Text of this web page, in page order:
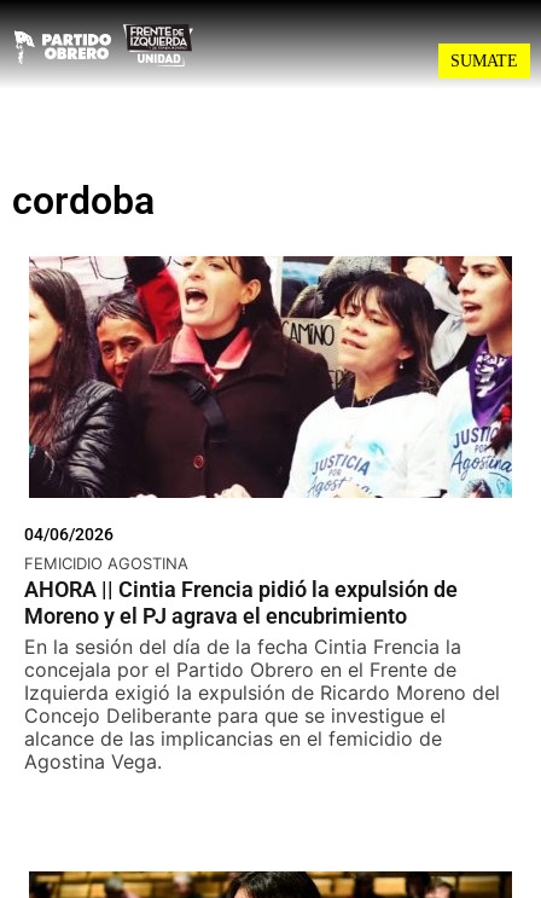
SUMATE
cordoba
04/06/2026
FEMICIDIO AGOSTINA
AHORA || Cintia Frencia pidió la expulsión de
Moreno y el PJ agrava el encubrimiento
En la sesión del día de la fecha Cintia Frencia la
concejala por el Partido Obrero en el Frente de
Izquierda exigió la expulsión de Ricardo Moreno del
Concejo Deliberante para que se investigue el
alcance de las implicancias en el femicidio de
Agostina Vega.